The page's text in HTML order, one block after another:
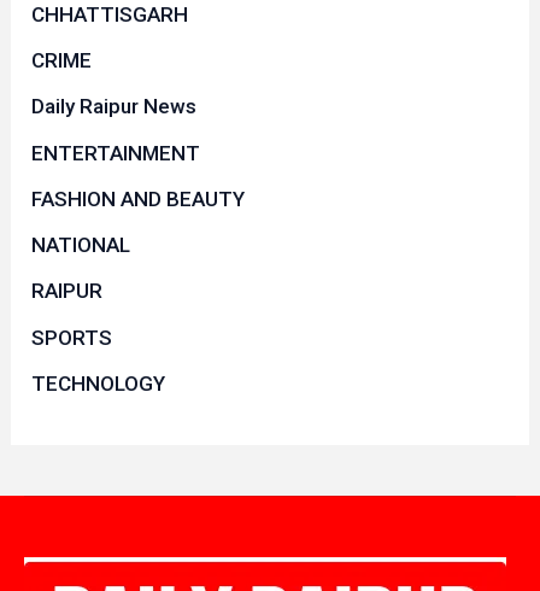
CHHATTISGARH
CRIME
Daily Raipur News
ENTERTAINMENT
FASHION AND BEAUTY
NATIONAL
RAIPUR
SPORTS
TECHNOLOGY